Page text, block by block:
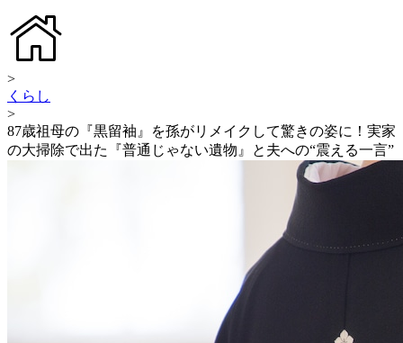
>
くらし
>
87歳祖母の『黒留袖』を孫がリメイクして驚きの姿に！実家
の大掃除で出た『普通じゃない遺物』と夫への“震える一言”